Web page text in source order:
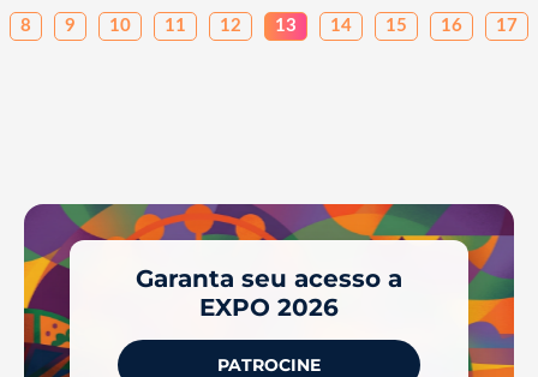
8 9 10 11 12 13 14 15 16 17
Garanta seu acesso a
EXPO 2026
PATROCINE